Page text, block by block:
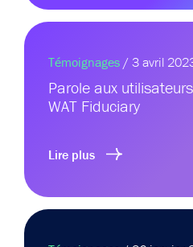
Témoignages / 3 avril
Parole aux
WAT Fiduciary
Lire plus